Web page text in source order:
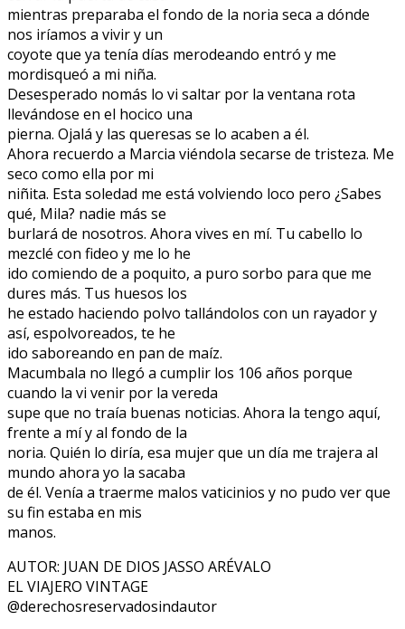
mientras preparaba el fondo de la noria seca a dónde
nos iríamos a vivir y un
coyote que ya tenía días merodeando entró y me
mordisqueó a mi niña.
Desesperado nomás lo vi saltar por la ventana rota
llevándose en el hocico una
pierna. Ojalá y las queresas se lo acaben a él.
Ahora recuerdo a Marcia viéndola secarse de tristeza. Me
seco como ella por mi
niñita. Esta soledad me está volviendo loco pero ¿Sabes
qué, Mila? nadie más se
burlará de nosotros. Ahora vives en mí. Tu cabello lo
mezclé con fideo y me lo he
ido comiendo de a poquito, a puro sorbo para que me
dures más. Tus huesos los
he estado haciendo polvo tallándolos con un rayador y
así, espolvoreados, te he
ido saboreando en pan de maíz.
Macumbala no llegó a cumplir los 106 años porque
cuando la vi venir por la vereda
supe que no traía buenas noticias. Ahora la tengo aquí,
frente a mí y al fondo de la
noria. Quién lo diría, esa mujer que un día me trajera al
mundo ahora yo la sacaba
de él. Venía a traerme malos vaticinios y no pudo ver que
su fin estaba en mis
manos.
AUTOR: JUAN DE DIOS JASSO ARÉVALO
EL VIAJERO VINTAGE
@derechosreservadosindautor